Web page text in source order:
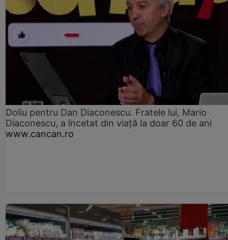
Doliu pentru Dan Diaconescu. Fratele lui, Mario
Diaconescu, a încetat din viață la doar 60 de ani
www.cancan.ro